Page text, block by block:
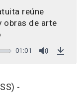
reúne
obras de arte
01:01
-